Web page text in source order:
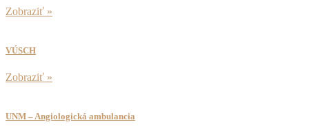
Zobraziť »
VÚSCH
Zobraziť »
UNM – Angiologická ambulancia